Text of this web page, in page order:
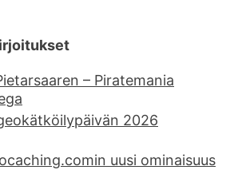
– Piratemania
2026
uusi ominaisuus